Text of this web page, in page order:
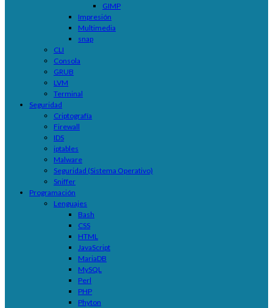
GIMP
Impresión
Multimedia
snap
CLI
Consola
GRUB
LVM
Terminal
Seguridad
Criptografía
Firewall
IDS
iptables
Malware
Seguridad (Sistema Operativo)
Sniffer
Programación
Lenguajes
Bash
CSS
HTML
JavaScript
MariaDB
MySQL
Perl
PHP
Phyton